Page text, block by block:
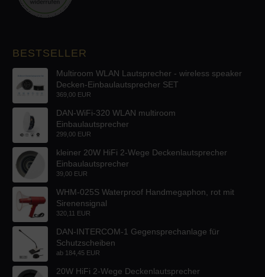
BESTSELLER
Multiroom WLAN Lautsprecher - wireless speaker
Decken-Einbaulautsprecher SET
369,00 EUR
DAN-WiFi-320 WLAN multiroom
Einbaulautsprecher
299,00 EUR
kleiner 20W HiFi 2-Wege Deckenlautsprecher
Einbaulautsprecher
39,00 EUR
WHM-025S Waterproof Handmegaphon, rot mit
Sirenensignal
320,11 EUR
DAN-INTERCOM-1 Gegensprechanlage für
Schutzscheiben
ab 184,45 EUR
20W HiFi 2-Wege Deckenlautsprecher